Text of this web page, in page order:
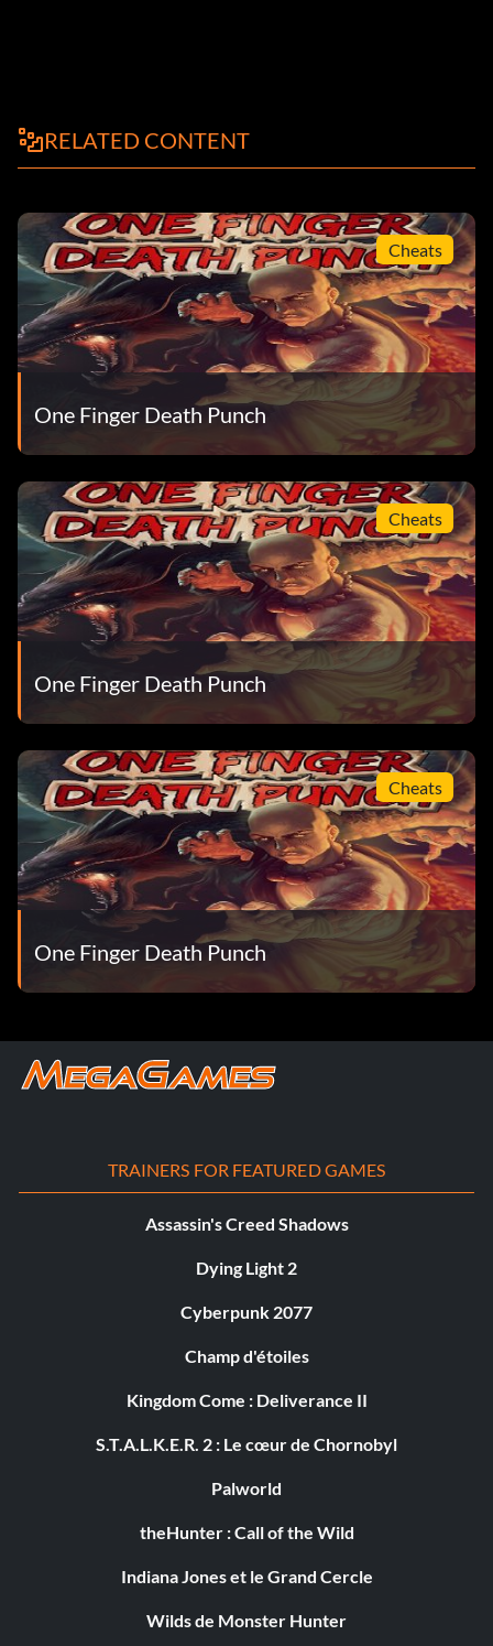
RELATED CONTENT
Cheats
One Finger Death Punch
Cheats
One Finger Death Punch
Cheats
One Finger Death Punch
TRAINERS FOR FEATURED GAMES
Assassin's Creed Shadows
Dying Light 2
Cyberpunk 2077
Champ d'étoiles
Kingdom Come : Deliverance II
S.T.A.L.K.E.R. 2 : Le cœur de Chornobyl
Palworld
theHunter : Call of the Wild
Indiana Jones et le Grand Cercle
Wilds de Monster Hunter